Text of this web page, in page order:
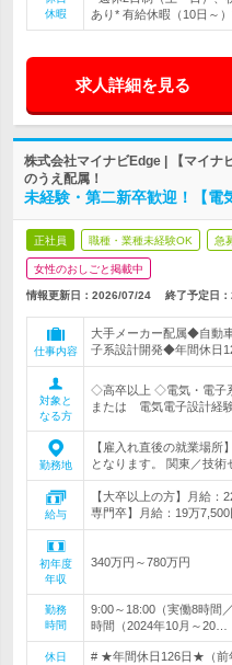
休暇
あり* 有給休暇（10日～
求人詳細を見る
株式会社マイナビEdge | 【マイナ
のうえ配属！
未経験・第二新卒歓迎！【電
正社員 職種・業種未経験OK 急
女性のおしごと掲載中
情報更新日：2026/07/24 終了予定日：
仕事内容
大手メーカー配属◆自動
子系設計開発◆年間休日
対象と
なる方
◇高卒以上 ◇電気・電子
または 電気電子設計経
勤務地
【雇入れ直後の就業場
となります。 関東／技術
給与
【大卒以上の方】月給：
専門卒】月給：19万
初年度
年収
340万円～780万円
勤務
時間
9:00～18:00（実働8時間
時間（2024年10月～20…
休日
# ★年間休日126日★（前